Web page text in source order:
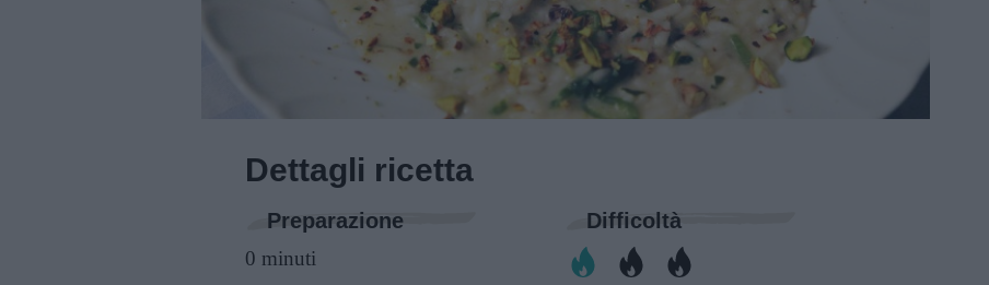
Dettagli ricetta
Preparazione
0 minuti
Difficoltà